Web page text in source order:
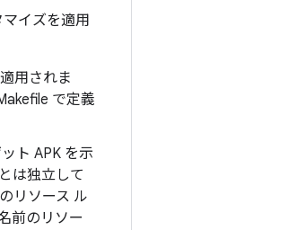
イズを適用
用されま
で定義
ト APK を示
は独立して
リソース ル
前のリソー